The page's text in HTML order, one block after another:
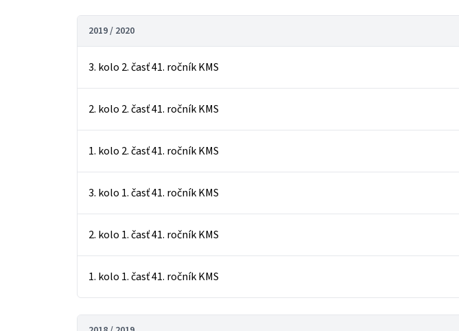
2019 / 2020
3. kolo 2. časť 41. ročník KMS
2. kolo 2. časť 41. ročník KMS
1. kolo 2. časť 41. ročník KMS
3. kolo 1. časť 41. ročník KMS
2. kolo 1. časť 41. ročník KMS
1. kolo 1. časť 41. ročník KMS